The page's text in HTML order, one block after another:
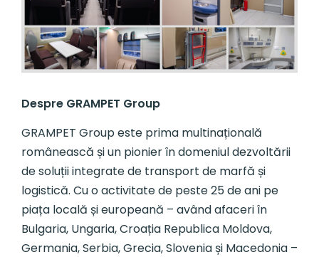
Despre GRAMPET Group
GRAMPET Group este prima multinațională
românească și un pionier în domeniul dezvoltării
de soluții integrate de transport de marfă și
logistică. Cu o activitate de peste 25 de ani pe
piața locală și europeană – având afaceri în
Bulgaria, Ungaria, Croația Republica Moldova,
Germania, Serbia, Grecia, Slovenia și Macedonia –